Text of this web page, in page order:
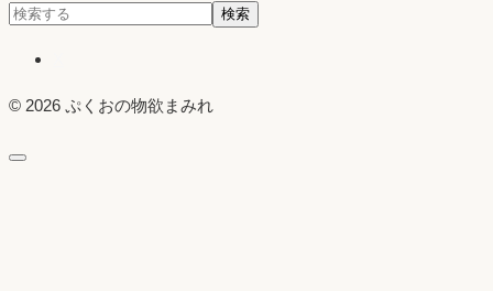
の
ー
ジ
検
検索
© 2026 ぷくおの物欲まみれ